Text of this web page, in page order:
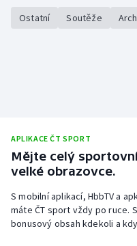
Rychlobruslení
Rychlostní kanoistika
Short track
Ostatní Soutěže
APLIKACE ČT SPORT
Mějte celý
velké obrazovce.
S mobilní aplikací, HbbTV a
máte ČT sport vždy po ruce.
bonusový obsah kdekoli a